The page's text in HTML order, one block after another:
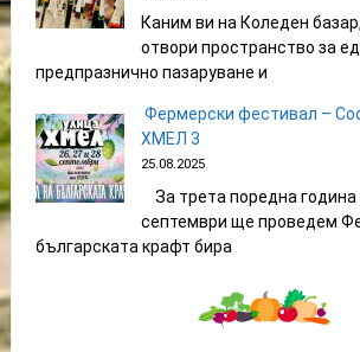
Каним ви на Коледен
отвори пространство за
предпразнично пазаруване и
Фермерски фестивал –
ХМЕЛ 3
25.08.2025
За трета поредна година
септември ще проведем
българската крафт бира